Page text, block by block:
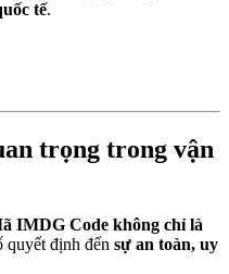
tế.
trọng trong vận
IMDG Code không chỉ là
quyết định đến sự an toàn, uy